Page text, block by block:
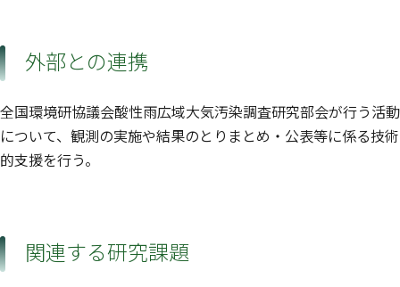
外部との連携
全国環境研協議会酸性雨広域大気汚染調査研究部会が行う活動
について、観測の実施や結果のとりまとめ・公表等に係る技術
的支援を行う。
関連する研究課題